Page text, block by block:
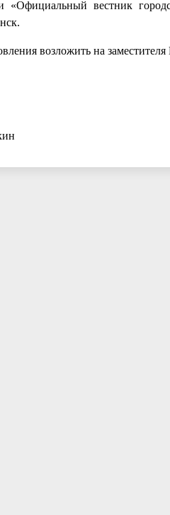
«Официальный вестник
возложить на